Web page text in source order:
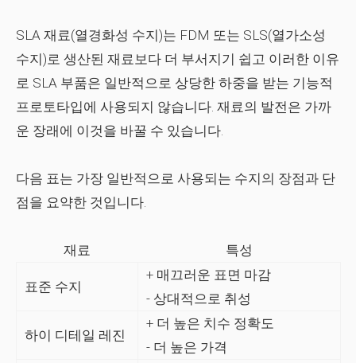
SLA 재료(열경화성 수지)는 FDM 또는 SLS(열가소성
수지)로 생산된 재료보다 더 부서지기 쉽고 이러한 이유
로 SLA 부품은 일반적으로 상당한 하중을 받는 기능적
프로토타입에 사용되지 않습니다. 재료의 발전은 가까
운 장래에 이것을 바꿀 수 있습니다.
다음 표는 가장 일반적으로 사용되는 수지의 장점과 단
점을 요약한 것입니다.
재료 특성
표준 수지
+ 매끄러운 표면 마감
- 상대적으로 취성
하이 디테일 레진
+ 더 높은 치수 정확도
- 더 높은 가격